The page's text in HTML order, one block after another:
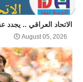
الاتحاد العراقي .. يجدد
August 05, 2026